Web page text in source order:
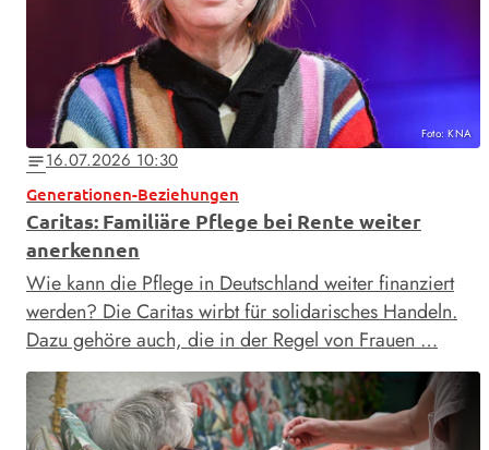
Foto: KNA
notes16.07.2026 10:30
Generationen-Beziehungen
Caritas: Familiäre Pflege bei Rente weiter
anerkennen
Wie kann die Pflege in Deutschland weiter finanziert
werden? Die Caritas wirbt für solidarisches Handeln.
Dazu gehöre auch, die in der Regel von Frauen …